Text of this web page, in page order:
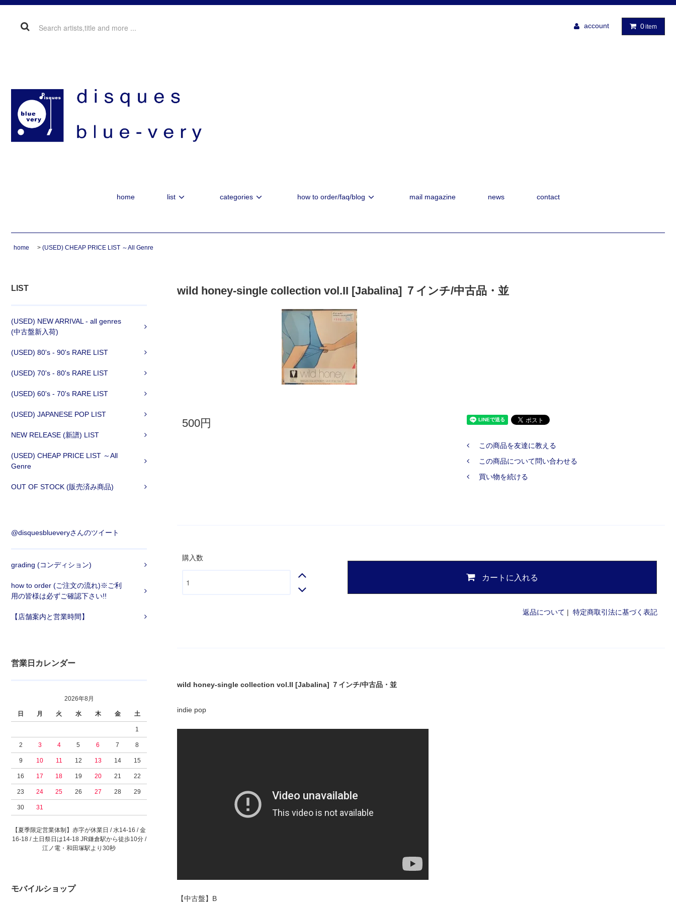
account 0item
home list categories how to order/faq/blog mail magazine news contact
home > (USED) CHEAP PRICE LIST ～All Genre
LIST
(USED) NEW ARRIVAL - all genres
(中古盤新入荷)
(USED) 80's - 90's RARE LIST
(USED) 70's - 80's RARE LIST
(USED) 60's - 70's RARE LIST
(USED) JAPANESE POP LIST
NEW RELEASE (新譜) LIST
(USED) CHEAP PRICE LIST ～All
Genre
OUT OF STOCK (販売済み商品)
@disquesblueveryさんのツイート
grading (コンディション)
how to order (ご注文の流れ)※ご利
用の皆様は必ずご確認下さい!!
【店舗案内と営業時間】
営業日カレンダー
2026年8月
日 月 火 水 木 金 土
1
2 3 4 5 6 7 8
9 10 11 12 13 14 15
16 17 18 19 20 21 22
23 24 25 26 27 28 29
30 31
【夏季限定営業体制】赤字が休業日 / 水14-16 / 金
16-18 / 土日祭日は14-18 JR鎌倉駅から徒歩10分 /
江ノ電・和田塚駅より30秒
モバイルショップ
wild honey-single collection vol.II [Jabalina] ７インチ/中古品・並
500円
この商品を友達に教える
この商品について問い合わせる
買い物を続ける
購入数
カートに入れる
返品について | 特定商取引法に基づく表記
wild honey-single collection vol.II [Jabalina] ７インチ/中古品・並
indie pop
【中古盤】B